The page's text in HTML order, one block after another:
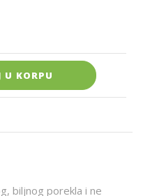
U KORPU
biljnog porekla i ne